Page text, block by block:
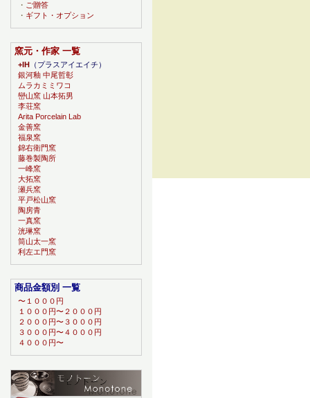
・ ご贈答
・ ギフト・オプション
窯元・作家 一覧
+IH
（プラスアイエイチ）
銀河釉 中尾哲彰
ムラカミミワコ
巒山窯 山本拓男
李荘窯
Arita Porcelain Lab
金善窯
福泉窯
錦右衛門窯
藤巻製陶所
一峰窯
大拓窯
瀬兵窯
平戸松山窯
陶房青
一真窯
洸琳窯
筒山太一窯
利左エ門窯
商品金額別 一覧
〜１０００円
１０００円〜２０００円
２０００円〜３０００円
３０００円〜４０００円
４０００円〜